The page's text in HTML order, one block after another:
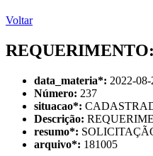
Voltar
REQUERIMENTO:
data_materia*: 2022-08-
Número: 237
situacao*:
Descrição:
resumo*:
arquivo*: 181005